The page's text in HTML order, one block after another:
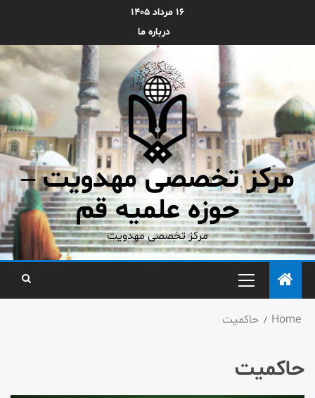
۱۶ مرداد ۱۴۰۵
درباره ما
مرکز تخصصی مهدویت –
حوزه علمیه قم
مرکز تخصصی مهدویت
Home حاکمیت
حاکمیت